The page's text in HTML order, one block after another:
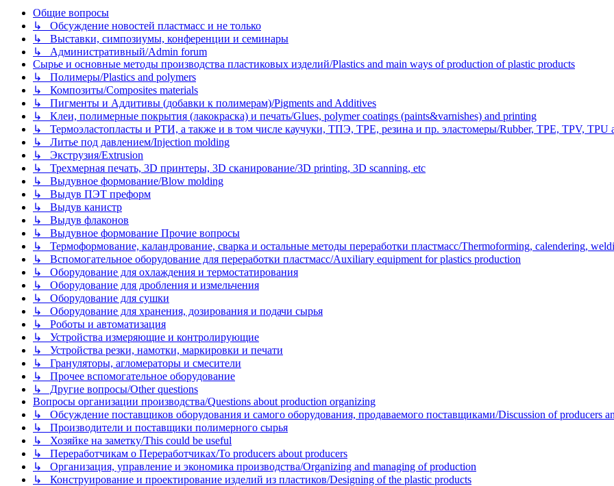
Общие вопросы
↳ Обсуждение новостей пластмасс и не только
↳ Выставки, симпозиумы, конференции и семинары
↳ Административный/Admin forum
Сырье и основные методы производства пластиковых изделий/Plastics and main ways of production of plastic products
↳ Полимеры/Plastics and polymers
↳ Композиты/Сomposites materials
↳ Пигменты и Аддитивы (добавки к полимерам)/Pigments and Additives
↳ Клеи, полимерные покрытия (лакокраска) и печать/Glues, polymer coatings (paints&varnishes) and printing
↳ Термоэластопласты и РТИ, а также и в том числе каучуки, ТПЭ, TPE, резина и пр. эластомеры/Rubber, TPE, TPV, TPU
↳ Литье под давлением/Injection molding
↳ Экструзия/Extrusion
↳ Трехмерная печать, 3D принтеры, 3D сканирование/3D printing, 3D scanning, etc
↳ Выдувное формование/Blow molding
↳ Выдув ПЭТ преформ
↳ Выдув канистр
↳ Выдув флаконов
↳ Выдувное формование Прочие вопросы
↳ Термоформование, каландрование, сварка и остальные методы переработки пластмасс/Thermoforming, calendering,
↳ Вспомогательное оборудование для переработки пластмасс/Auxiliary equipment for plastics production
↳ Оборудование для охлаждения и термостатирования
↳ Оборудование для дробления и измельчения
↳ Оборудование для сушки
↳ Оборудование для хранения, дозирования и подачи сырья
↳ Роботы и автоматизация
↳ Устройства измеряющие и контролирующие
↳ Устройства резки, намотки, маркировки и печати
↳ Грануляторы, агломераторы и смесители
↳ Прочее вспомогательное оборудование
↳ Другие вопросы/Other questions
Вопросы организации производства/Questions about production organizing
↳ Обсуждение поставщиков оборудования и самого оборудования, продаваемого поставщиками/Discussion of producers
↳ Производители и поставщики полимерного сырья
↳ Хозяйке на заметку/This could be useful
↳ Переработчикам о Переработчиках/To producers about producers
↳ Организация, управление и экономика производства/Organizing and managing of production
↳ Конструирование и проектирование изделий из пластиков/Designing of the plastic products